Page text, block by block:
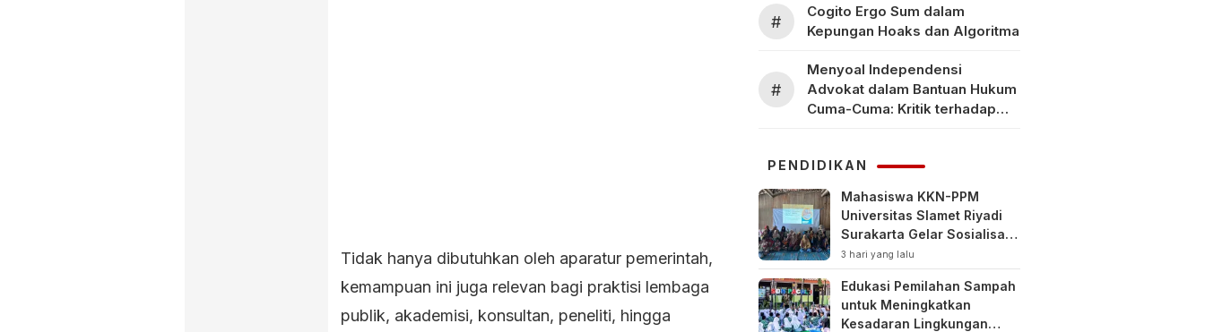
Tidak hanya dibutuhkan oleh aparatur pemerintah,
kemampuan ini juga relevan bagi praktisi lembaga
publik, akademisi, konsultan, peneliti, hingga
#
Cogito Ergo Sum dalam
Kepungan Hoaks dan Algoritma
#
Menyoal Independensi
Advokat dalam Bantuan Hukum
Cuma-Cuma: Kritik terhadap
PENDIDIKAN
Mahasiswa KKN-PPM
Universitas Slamet Riyadi
Surakarta Gelar Sosialisasi
Pengelolaan Keuangan
Keluarga
3 hari yang lalu
Edukasi Pemilahan Sampah
untuk Meningkatkan
Kesadaran Lingkungan